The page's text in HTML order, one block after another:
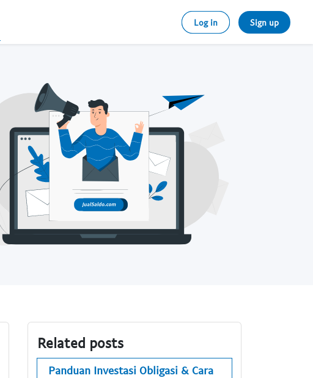
Log in Sign up
Related posts
Panduan Investasi Obligasi & Cara